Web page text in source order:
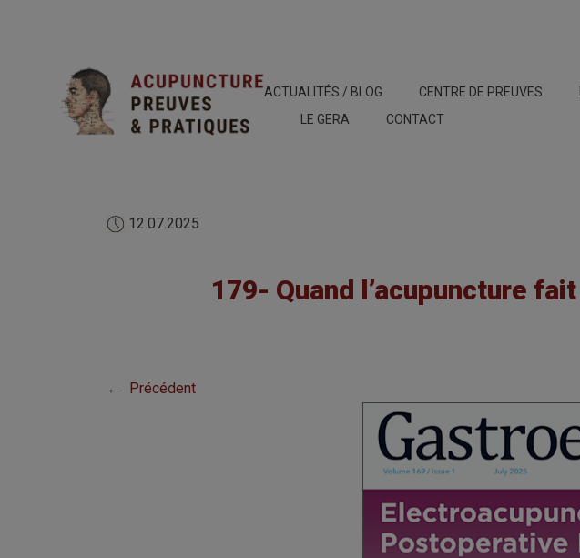
ACTUALITÉS / BLOG CENTRE DE PREUVES
LE GERA
CONTACT
12.07.2025
179- Quand l’acupuncture
← Précédent